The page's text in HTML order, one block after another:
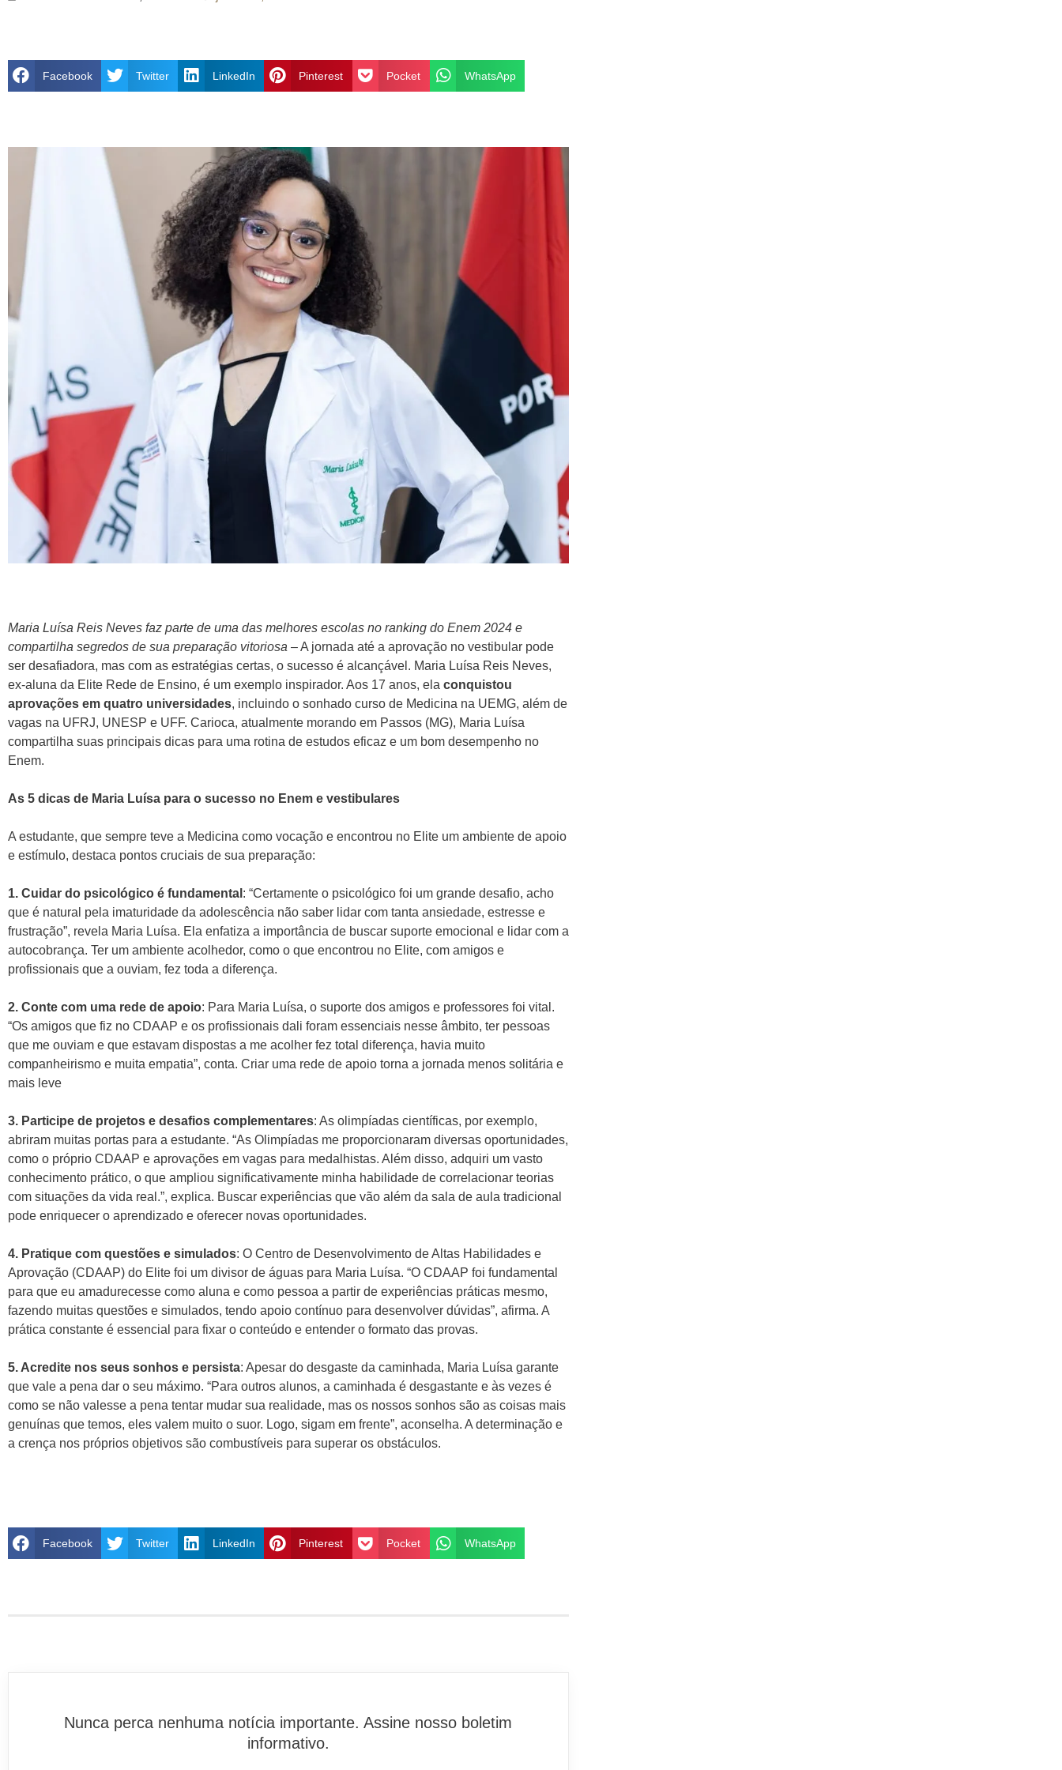
Facebook Twitter LinkedIn Pinterest Pocket WhatsApp
Maria Luísa Reis Neves faz parte de uma das melhores escolas no ranking do Enem 2024 e
compartilha segredos de sua preparação vitoriosa – A jornada até a aprovação no vestibular pode
ser desafiadora, mas com as estratégias certas, o sucesso é alcançável. Maria Luísa Reis Neves,
ex-aluna da Elite Rede de Ensino, é um exemplo inspirador. Aos 17 anos, ela conquistou
aprovações em quatro universidades, incluindo o sonhado curso de Medicina na UEMG, além de
vagas na UFRJ, UNESP e UFF. Carioca, atualmente morando em Passos (MG), Maria Luísa
compartilha suas principais dicas para uma rotina de estudos eficaz e um bom desempenho no
Enem.
As 5 dicas de Maria Luísa para o sucesso no Enem e vestibulares
A estudante, que sempre teve a Medicina como vocação e encontrou no Elite um ambiente de apoio
e estímulo, destaca pontos cruciais de sua preparação:
1. Cuidar do psicológico é fundamental : “Certamente o psicológico foi um grande desafio, acho
que é natural pela imaturidade da adolescência não saber lidar com tanta ansiedade, estresse e
frustração”, revela Maria Luísa. Ela enfatiza a importância de buscar suporte emocional e lidar com a
autocobrança. Ter um ambiente acolhedor, como o que encontrou no Elite, com amigos e
profissionais que a ouviam, fez toda a diferença.
2. Conte com uma rede de apoio: Para Maria Luísa, o suporte dos amigos e professores foi vital.
“Os amigos que fiz no CDAAP e os profissionais dali foram essenciais nesse âmbito, ter pessoas
que me ouviam e que estavam dispostas a me acolher fez total diferença, havia muito
companheirismo e muita empatia”, conta. Criar uma rede de apoio torna a jornada menos solitária e
mais leve
3. Participe de projetos e desafios complementares: As olimpíadas científicas, por exemplo,
abriram muitas portas para a estudante. “As Olimpíadas me proporcionaram diversas oportunidades,
como o próprio CDAAP e aprovações em vagas para medalhistas. Além disso, adquiri um vasto
conhecimento prático, o que ampliou significativamente minha habilidade de correlacionar teorias
com situações da vida real.”, explica. Buscar experiências que vão além da sala de aula tradicional
pode enriquecer o aprendizado e oferecer novas oportunidades.
4. Pratique com questões e simulados: O Centro de Desenvolvimento de Altas Habilidades e
Aprovação (CDAAP) do Elite foi um divisor de águas para Maria Luísa. “O CDAAP foi fundamental
para que eu amadurecesse como aluna e como pessoa a partir de experiências práticas mesmo,
fazendo muitas questões e simulados, tendo apoio contínuo para desenvolver dúvidas”, afirma. A
prática constante é essencial para fixar o conteúdo e entender o formato das provas.
5. Acredite nos seus sonhos e persista: Apesar do desgaste da caminhada, Maria Luísa garante
que vale a pena dar o seu máximo. “Para outros alunos, a caminhada é desgastante e às vezes é
como se não valesse a pena tentar mudar sua realidade, mas os nossos sonhos são as coisas mais
genuínas que temos, eles valem muito o suor. Logo, sigam em frente”, aconselha. A determinação e
a crença nos próprios objetivos são combustíveis para superar os obstáculos.
Facebook Twitter LinkedIn Pinterest Pocket WhatsApp
Nunca perca nenhuma notícia importante. Assine nosso boletim
informativo.